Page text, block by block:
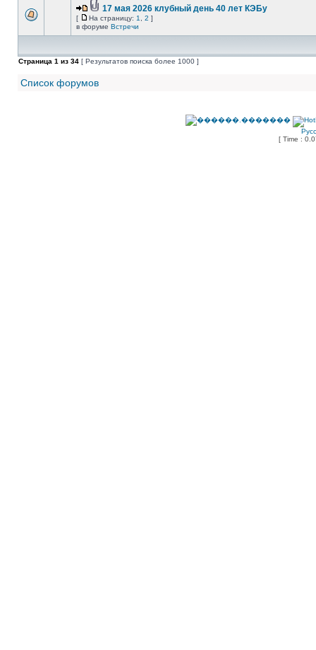
17 мая 2026 клубный день 40 лет КЭБу
[ На страницу: 1 2 ]
в форуме Встречи
Страница 1 из 34 [ Результатов поиска более 1000 ]
Список форумов
[ Time :